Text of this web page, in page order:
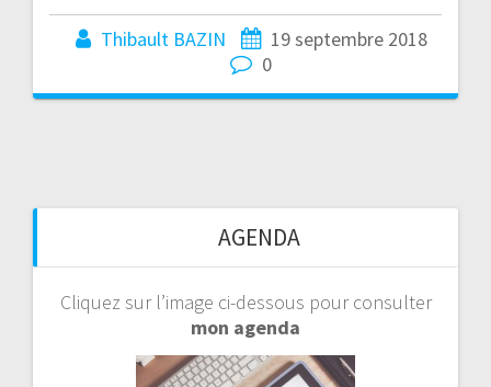
Thibault BAZIN
19 septembre 2018
0
AGENDA
Cliquez sur l’image ci-dessous pour consulter
mon agenda